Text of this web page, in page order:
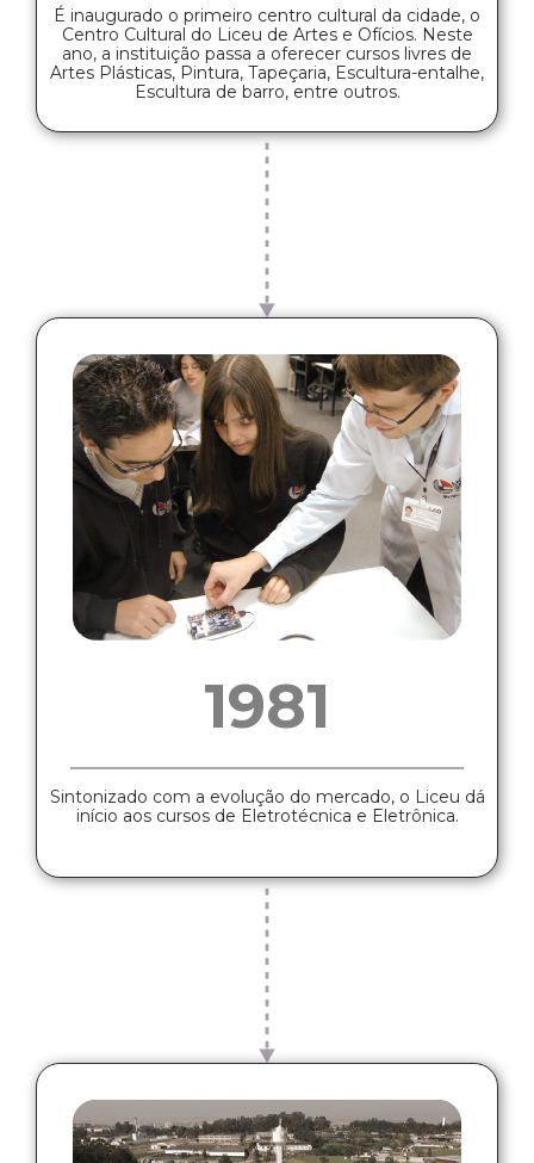
É inaugurado o primeiro centro cultural da cidade, o
Centro Cultural do Liceu de Artes e Ofícios. Neste
ano, a instituição passa a oferecer cursos livres de
Artes Plásticas, Pintura, Tapeçaria, Escultura-entalhe,
Escultura de barro, entre outros.
1981
Sintonizado com a evolução do mercado, o Liceu dá
início aos cursos de Eletrotécnica e Eletrônica.